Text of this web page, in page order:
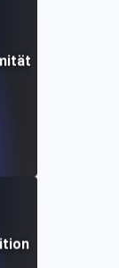
(ACT)